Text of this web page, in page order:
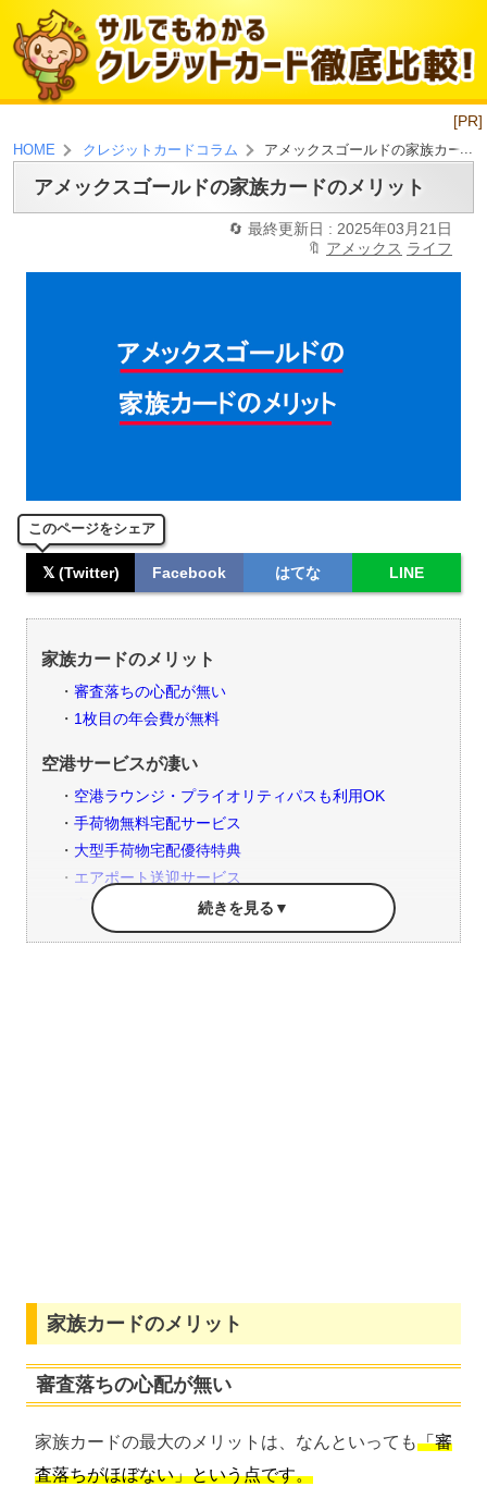
[PR]
HOME クレジットカードコラム アメックスゴールドの家族カード
アメックスゴールドの家族カードのメリット
最終更新日 : 2025年03月21日
アメックス ライフ
このページをシェア
𝕏 (Twitter) Facebook はてな LINE
家族カードのメリット
審査落ちの心配が無い
1枚目の年会費が無料
空港サービスが凄い
空港ラウンジ・プライオリティパスも利用OK
手荷物無料宅配サービス
大型手荷物宅配優待特典
エアポート送迎サービス
空港パーキング
無料ポーターサービス
使えないサービスがある
まとめ
空港を利用するならお得に使える
アメックスの関連記事と最新コラム
家族カードのメリット
審査落ちの心配が無い
家族カードの最大のメリットは、なんといっても「審
査落ちがほぼない」という点です。